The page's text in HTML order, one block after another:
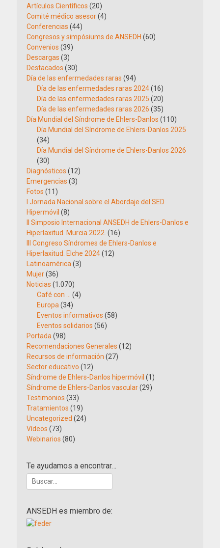
Artículos Científicos (20)
Comité médico asesor(4)
Conferencias (44)
Congresos y simpósiums de ANSEDH (60)
Convenios (39)
Descargas (3)
Destacados (30)
Día de las enfermedades raras (94)
Día de las enfermedades raras 2024(16)
Día de las enfermedades raras 2025 (20)
Día de las enfermedades raras 2026 (35)
Día Mundial del Síndrome de Ehlers-Danlos (110)
Día Mundial del Síndrome de Ehlers-Danlos 2025
(34)
Día Mundial del Síndrome de Ehlers-Danlos 2026
(30)
Diagnósticos (12)
Emergencias (3)
Fotos (11)
I Jornada Nacional sobre el Abordaje del SED
Hipermóvil (8)
II Simposio Internacional ANSEDH de Ehlers-Danlos e
Hiperlaxitud. Murcia 2022. (16)
III Congreso Síndromes de Ehlers-Danlos e
Hiperlaxitud. Elche 2024(12)
Latinoamérica (3)
Mujer(36)
Noticias (1.070)
Café con …
(4)
Europa (34)
Eventos informativos (58)
Eventos solidarios (56)
Portada (98)
Recomendaciones Generales (12)
Recursos de información (27)
Sector educativo (12)
Síndrome de Ehlers-Danlos hipermóvil (1)
Síndrome de Ehlers-Danlos vascular(29)
Testimonios (33)
Tratamientos (19)
Uncategorized (24)
Vídeos (73)
Webinarios (80)
Te ayudamos a encontrar…
Buscar:
ANSEDH es miembro de: